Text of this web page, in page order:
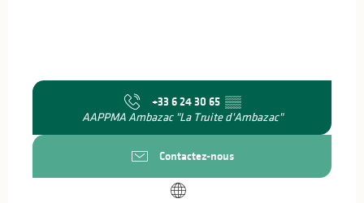
+33 6 24 30 65 ▒▒
AAPPMA Ambazac "La Truite d'Ambazac"
Contactez-nous